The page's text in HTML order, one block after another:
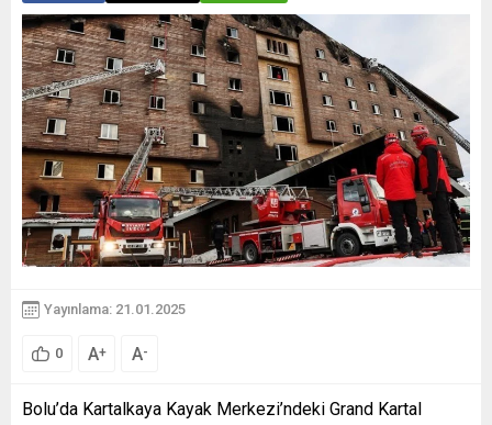
Yayınlama: 21.01.2025
0 A+ A-
Bolu’da Kartalkaya Kayak Merkezi’ndeki Grand Kartal